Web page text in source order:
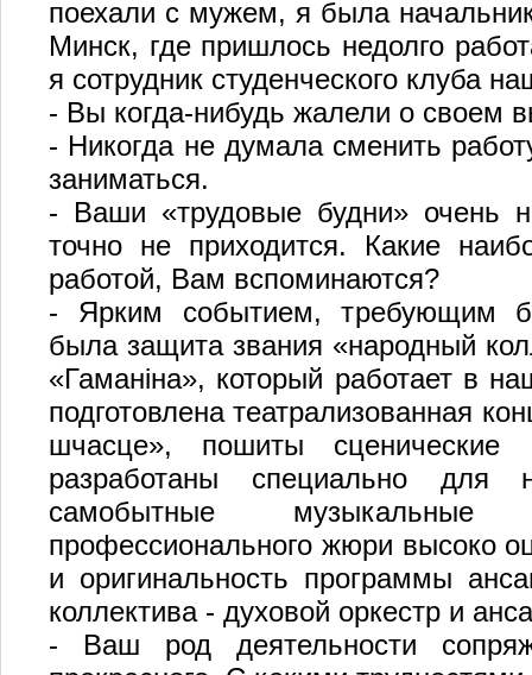
поехали с мужем, я была
Минск, где пришлось недолго
я сотрудник студенческого клуба
- Вы когда-нибудь жалели о своем
- Никогда не думала сменить
заниматься.
- Ваши «трудовые будни» очень
точно не приходится. Какие
работой, Вам вспоминаются?
- Ярким событием, требующим
была защита звания «народный
«Гаманіна», который работает в
подготовлена театрализованная
шчасце», пошиты
разработаны специально для
самобытные музыкальные
профессионального жюри высоко
и оригинальность программы
коллектива - духовой оркестр и
- Ваш род деятельности